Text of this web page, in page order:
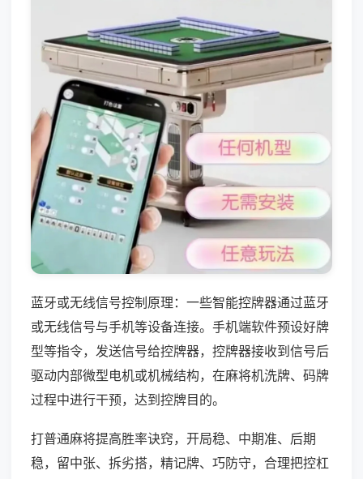
蓝牙或无线信号控制原理：一些智能控牌器通过蓝牙
或无线信号与手机等设备连接。手机端软件预设好牌
型等指令，发送信号给控牌器，控牌器接收到信号后
驱动内部微型电机或机械结构，在麻将机洗牌、码牌
过程中进行干预，达到控牌目的。
打普通麻将提高胜率诀窍，开局稳、中期准、后期
稳，留中张、拆劣搭，精记牌、巧防守，合理把控杠